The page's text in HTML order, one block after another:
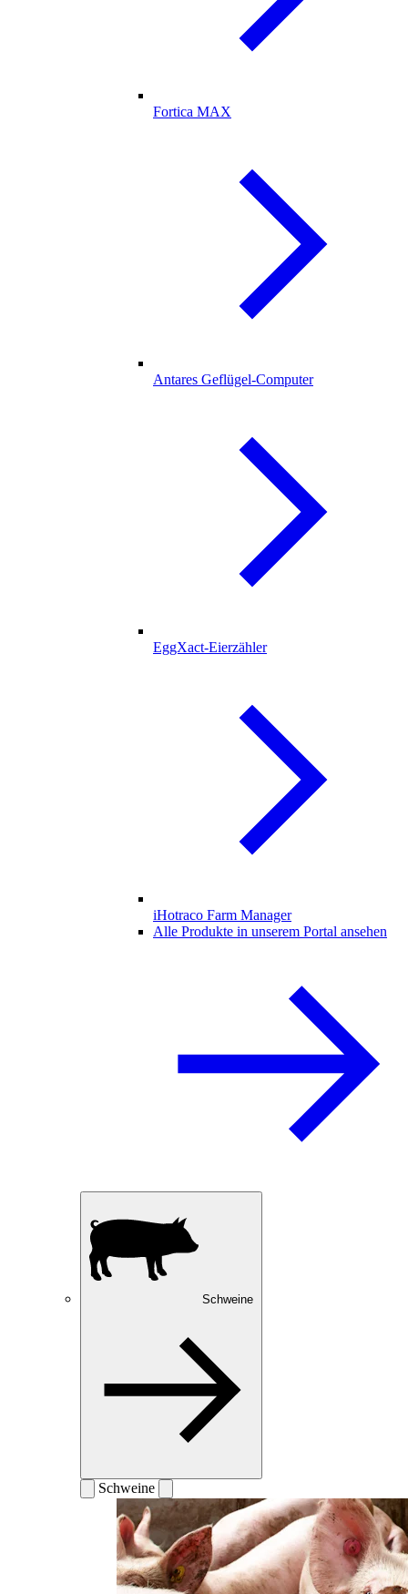
Fortica MAX
Antares Geflügel-Computer
EggXact-Eierzähler
iHotraco Farm Manager
Alle Produkte in unserem Portal ansehen
Schweine
Schweine